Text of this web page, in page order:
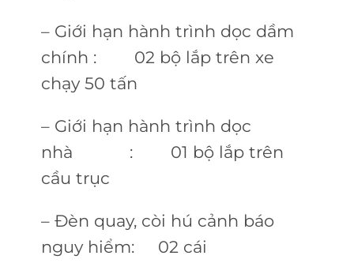
– Giới hạn hành trình dọc dầm
chính : 02 bộ lắp trên xe
chạy 50 tấn
– Giới hạn hành trình dọc
nhà : 01 bộ lắp trên
cầu trục
– Đèn quay, còi hú cảnh báo
nguy hiểm: 02 cái